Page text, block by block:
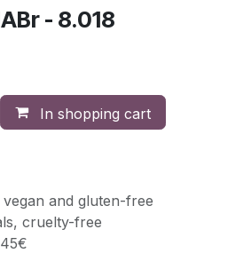
- 8.018
In shopping cart
and gluten-free
cruelty-free